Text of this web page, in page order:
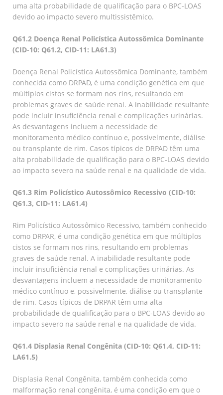
uma alta probabilidade de qualificação para o BPC-LOAS
devido ao impacto severo multissistêmico.
Q61.2 Doença Renal Policística Autossômica Dominante
(CID-10: Q61.2, CID-11: LA61.3)
Doença Renal Policística Autossômica Dominante, também
conhecida como DRPAD, é uma condição genética em que
múltiplos cistos se formam nos rins, resultando em
problemas graves de saúde renal. A inabilidade resultante
pode incluir insuficiência renal e complicações urinárias.
As desvantagens incluem a necessidade de
monitoramento médico contínuo e, possivelmente, diálise
ou transplante de rim. Casos típicos de DRPAD têm uma
alta probabilidade de qualificação para o BPC-LOAS devido
ao impacto severo na saúde renal e na qualidade de vida.
Q61.3 Rim Policístico Autossômico Recessivo (CID-10:
Q61.3, CID-11: LA61.4)
Rim Policístico Autossômico Recessivo, também conhecido
como DRPAR, é uma condição genética em que múltiplos
cistos se formam nos rins, resultando em problemas
graves de saúde renal. A inabilidade resultante pode
incluir insuficiência renal e complicações urinárias. As
desvantagens incluem a necessidade de monitoramento
médico contínuo e, possivelmente, diálise ou transplante
de rim. Casos típicos de DRPAR têm uma alta
probabilidade de qualificação para o BPC-LOAS devido ao
impacto severo na saúde renal e na qualidade de vida.
Q61.4 Displasia Renal Congênita (CID-10: Q61.4, CID-11:
LA61.5)
Displasia Renal Congênita, também conhecida como
malformação renal congênita, é uma condição em que o